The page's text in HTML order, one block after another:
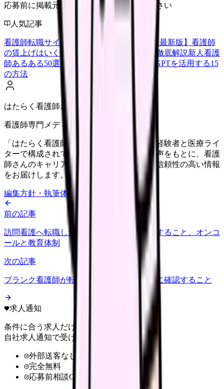
応募前に掲載元の最新情報を確認してください
人気記事
看護師転職サイトランキングTOP5【2026年最新版】 看護師
の賃上げはいくら？2026年度の最新情報を徹底解説新人看護
師あるある50選【共感必至】
看護師がChatGPTを活用する15
の方法
はたらく看護師さん編集部
看護師専門メディア
「はたらく看護師さん」編集部は、看護師経験者と医療ライ
ターで構成されています。現場のリアルな声をもとに、看護
師さんのキャリア・転職・働き方に関する信頼性の高い情報
をお届けします。
編集方針・執筆体制・監修体制を見る
前の記事
訪問看護へ転職したい看護師が最初に確認すること。オンコ
ールと教育体制
次の記事
ブランク看護師が転職・復職求人を見る前に確認すること
求人通知
条件に合う求人だけ
自社求人通知で受け取る
外部送客なし
完全無料
応募前相談OK